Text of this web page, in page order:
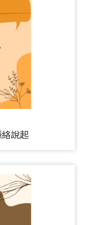
說起